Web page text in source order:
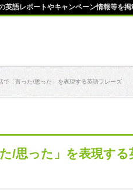
語レポートやキャンペーン情報等を掲
で「言った/思った」を表現する英語フレーズ
/思った」を表現する